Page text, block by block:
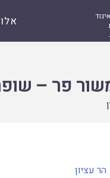
פר –
הר עציון